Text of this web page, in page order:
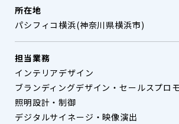
所在地
パシフィコ横浜(神奈川県横浜市)
担当業務
インテリアデザイン
ブランディングデザイン・セールスプロ
照明設計・制御
デジタルサイネージ・映像演出